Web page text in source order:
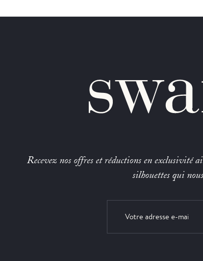
Recevez nos offres et réductions en exclusivité
silhouettes qui